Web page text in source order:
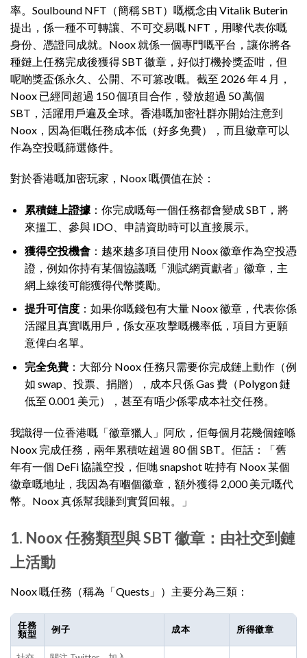
率。Soulbound NFT（簡稱 SBT）嘅概念由 Vitalik Buterin
提出，係一種不可轉讓、不可交易嘅 NFT，用嚟代表你嘅
身份、憑證同成就。Noox 就係一個專門嘅平台，讓你將各
種鏈上任務完成後獲得 SBT 徽章，好似打機拎獎盃咁，但
呢啲獎盃係永久、公開、不可篡改嘅。截至 2026 年 4 月，
Noox 已經同超過 150 個項目合作，發放超過 50 萬個
SBT，活躍用戶遍及全球。香港嘅加密社群亦開始注意到
Noox，因為佢嘅任務成本低（好多免費），而且徽章可以
作為空投嘅篩選條件。
對於香港嘅加密玩家，Noox 嘅價值在於：
累積鏈上證據：你完成嘅每一個任務都會變成 SBT，將
來搵工、參與 IDO、申請資助時可以直接展示。
獲得空投機會：越來越多項目使用 Noox 徽章作為空投憑
證，例如你持有某個協議嘅「測試網貢獻者」徽章，主
網上線後可能獲得代幣獎勵。
提升可信度：如果你嘅錢包有大量 Noox 徽章，代表你係
活躍且真實嘅用戶，係女巫攻擊嘅機率低，項目方更願
意俾白名單。
完全免費：大部分 Noox 任務只需要你完成鏈上動作（例
如 swap、投票、捐贈），成本只係 Gas 費（Polygon 鏈
低至 0.001 美元），甚至有唔少係零成本社交任務。
我識得一位香港嘅「徽章獵人」阿欣，佢每個月花幾個鐘喺
Noox 完成任務，兩年累積咗超過 80 個 SBT。佢話：「舊
年有一個 DeFi 協議空投，佢哋 snapshot 咗持有 Noox 某個
徽章嘅地址，我因為有嗰個徽章，額外獲得 2,000 美元嘅代
幣。Noox 真係幫我賺到實質回報。」
1. Noox 任務類型與 SBT 徽章：由社交到鏈
上活動
Noox 嘅任務（稱為「Quests」）主要分為三類：
任務
類型
例子 成本 所得徽章